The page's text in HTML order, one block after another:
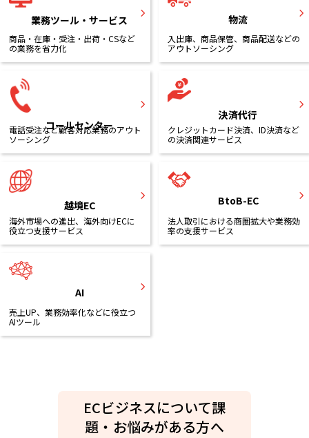
業務ツール・サービス
商品・在庫・受注・出荷・CSなど
の業務を省力化
物流
入出庫、商品保管、商品配送などの
アウトソーシング
コールセンター
電話受注など顧客対応業務のアウト
ソーシング
決済代行
クレジットカード決済、ID決済など
の決済関連サービス
越境EC
海外市場への進出、海外向けECに
役立つ支援サービス
BtoB-EC
法人取引における商圏拡大や業務効
率の支援サービス
AI
売上UP、業務効率化などに役立つ
AIツール
ECビジネスについて課
題・お悩みがある方へ